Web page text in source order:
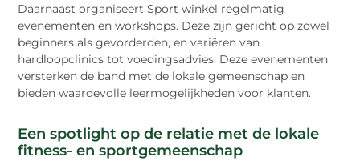
Daarnaast organiseert Sport winkel regelmatig
evenementen en workshops. Deze zijn gericht op zowel
beginners als gevorderden, en variëren van
hardloopclinics tot voedingsadvies. Deze evenementen
versterken de band met de lokale gemeenschap en
bieden waardevolle leermogelijkheden voor klanten.
Een spotlight op de relatie met de lokale
fitness- en sportgemeenschap